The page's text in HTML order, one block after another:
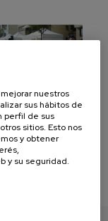
P9220806
nuestros
sus hábitos de
perfil de sus
sitios. Esto nos
y obtener
y su seguridad.